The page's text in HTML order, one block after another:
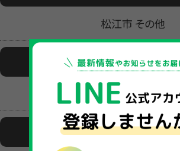
松江市 その他
活動場所
意東小学校体育館
活動日時